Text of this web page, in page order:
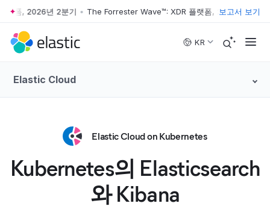
Skip to main content
, 2026년 2분기 • The Forrester Wave™: XDR 플랫폼, 2026년 2분기 •
보고서 보기
KR
Elastic Cloud
Elastic Cloud on Kubernetes
Kubernetes의 Elasticsearch
와 Kibana